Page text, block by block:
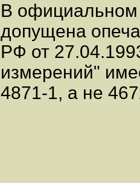
В официальном
допущена
РФ от
измерений"
4871-1, а не